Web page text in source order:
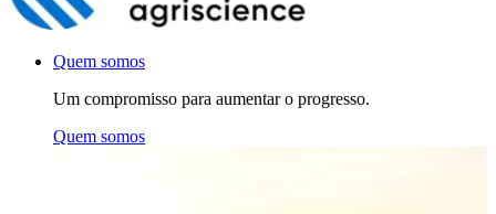
Quem somos
Um compromisso para aumentar o progresso.
Quem somos